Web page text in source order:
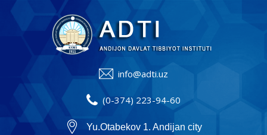
info@adti.uz
(0-374) 223-94-60
Yu.Otabekov 1. Andijan city